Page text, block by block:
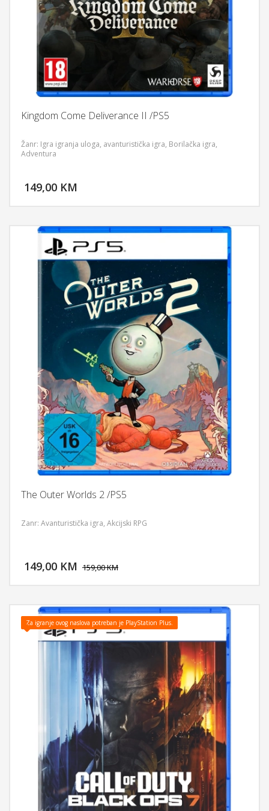
Kingdom Come Deliverance II /PS5
Žanr: Igra igranja uloga, avanturistička igra, Borilačka igra,
Adventura
149,00 KM
The Outer Worlds 2 /PS5
Zanr: Avanturistička igra, Akcijski RPG
149,00 KM 159,00 KM
Za igranje ovog naslova potreban je PlayStation Plus.